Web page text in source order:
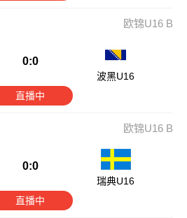
欧锦U16 B
0:0
波黑U16
直播中
欧锦U16 B
0:0
瑞典U16
直播中